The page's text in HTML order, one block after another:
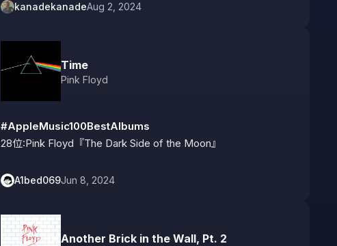
kanadekanadeAug 2, 2024
Time
Pink Floyd
#AppleMusic100BestAlbums
28位:Pink Floyd『The Dark Side of the Moon』
A1bed069Jun 8, 2024
Another Brick in the Wall, Pt. 2